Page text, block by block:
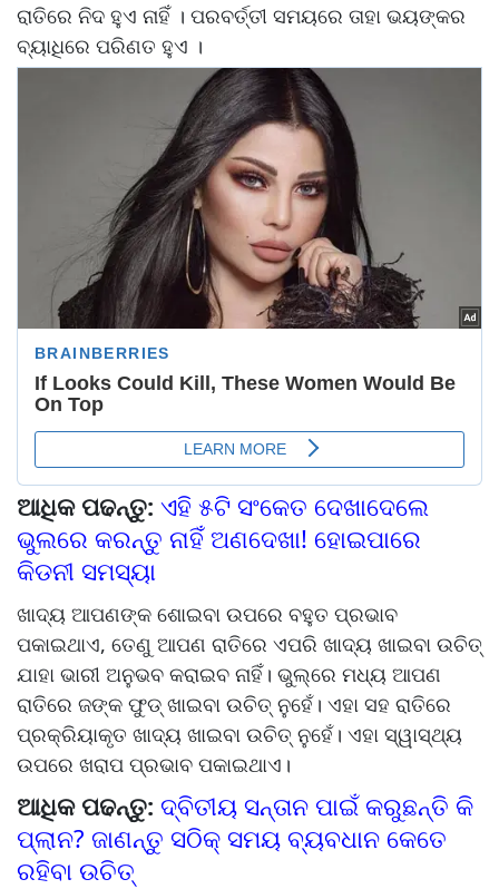
ରାତିରେ ନିଦ ହୁଏ ନାହିଁ । ପରବର୍ତ୍ତୀ ସମୟରେ ତାହା ଭୟଙ୍କର
ବ୍ୟାଧିରେ ପରିଣତ ହୁଏ ।
ଆଧିକ ପଢନ୍ତୁ: ଏହି ୫ଟି ସଂକେତ ଦେଖାଦେଲେ
ଭୁଲରେ କରନ୍ତୁ ନାହିଁ ଅଣଦେଖା! ହୋଇପାରେ
କିଡନୀ ସମସ୍ୟା
ଖାଦ୍ୟ ଆପଣଙ୍କ ଶୋଇବା ଉପରେ ବହୁତ ପ୍ରଭାବ
ପକାଇଥାଏ, ତେଣୁ ଆପଣ ରାତିରେ ଏପରି ଖାଦ୍ୟ ଖାଇବା ଉଚିତ୍
ଯାହା ଭାରୀ ଅନୁଭବ କରାଇବ ନାହିଁ। ଭୁଲ୍‌ରେ ମଧ୍ୟ ଆପଣ
ରାତିରେ ଜଙ୍କ ଫୁଡ୍ ଖାଇବା ଉଚିତ୍ ନୁହେଁ। ଏହା ସହ ରାତିରେ
ପ୍ରକ୍ରିୟାକୃତ ଖାଦ୍ୟ ଖାଇବା ଉଚିତ୍ ନୁହେଁ। ଏହା ସ୍ୱାସ୍ଥ୍ୟ
ଉପରେ ଖରାପ ପ୍ରଭାବ ପକାଇଥାଏ।
ଆଧିକ ପଢନ୍ତୁ: ଦ୍ବିତୀୟ ସନ୍ତାନ ପାଇଁ କରୁଛନ୍ତି କି
ପ୍ଲାନ? ଜାଣନ୍ତୁ ସଠିକ୍ ସମୟ ବ୍ୟବଧାନ କେତେ
ରହିବା ଉଚିତ୍